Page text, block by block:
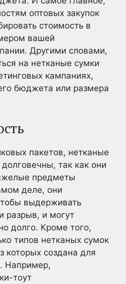
оптовых закупок
стоимость в
вашей
Другими словами,
на нетканые сумки
кампаниях,
бюджета или размера
пакетов, нетканые
так как они
предметы
деле, они
выдерживать
разрыв, и могут
долго. Кроме того,
типов нетканых сумок
которых создана для
Например,
тоут